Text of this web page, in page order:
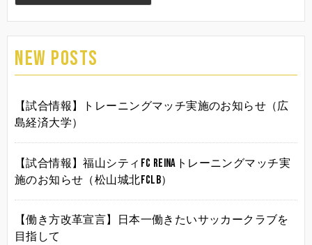
NEW POSTS
【試合情報】トレーニングマッチ実施のお知らせ（広
島経済大学）
【試合情報】福山シティFC Reinaトレーニングマッチ実
施のお知らせ（松山城北FCLB）
【働き方改革宣言】日本一働きたいサッカークラブを
目指して